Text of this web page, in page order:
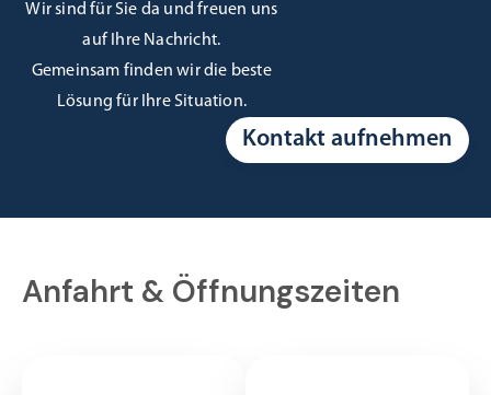
Wir sind für Sie da und freuen uns
auf Ihre Nachricht.
Gemeinsam finden wir die beste
Lösung für Ihre Situation.
Kontakt aufnehmen
Anfahrt & Öffnungszeiten